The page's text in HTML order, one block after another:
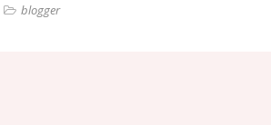
blogger